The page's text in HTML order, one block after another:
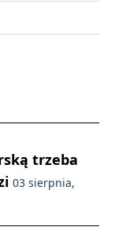
trzeba
03 sierpnia,